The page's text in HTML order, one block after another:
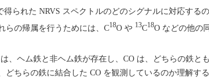
得られた NRVS スペクトルのどのシグナルに対応する
らの帰属を行うためには、C18O や 13C18O などの他の
、ヘム鉄と非ヘム鉄が存在し、CO は、どちらの鉄と
どちらの鉄に結合した CO を観測しているのか理解す